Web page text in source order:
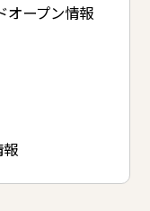
ープン情報